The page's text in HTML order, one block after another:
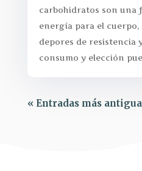
carbohidratos son una
energía para el cuerpo,
depores de resistencia
consumo y elección
« Entradas más